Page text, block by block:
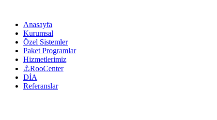
Anasayfa
Kurumsal
Özel Sistemler
Paket Programlar
Hizmetlerimiz
⚓RooCenter
DİA
Referanslar